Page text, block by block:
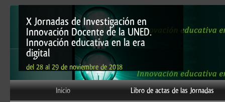
X Jornadas de Investigación en
Innovación Docente de la UNED.
Innovación educativa en la era
digital
del 28 al 29 de noviembre de 2018
Inicio Libro de actas de las Jornadas